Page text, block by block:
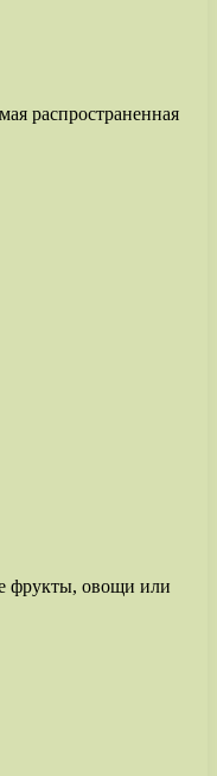
распространенная
фрукты, овощи или